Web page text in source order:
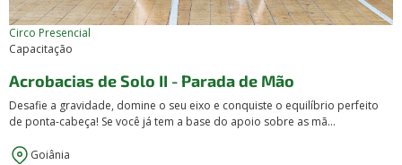
Circo Presencial
Capacitação
Acrobacias de Solo II - Parada de Mão
Desafie a gravidade, domine o seu eixo e conquiste o equilíbrio perfeito
de ponta-cabeça! Se você já tem a base do apoio sobre as mã...
Goiânia